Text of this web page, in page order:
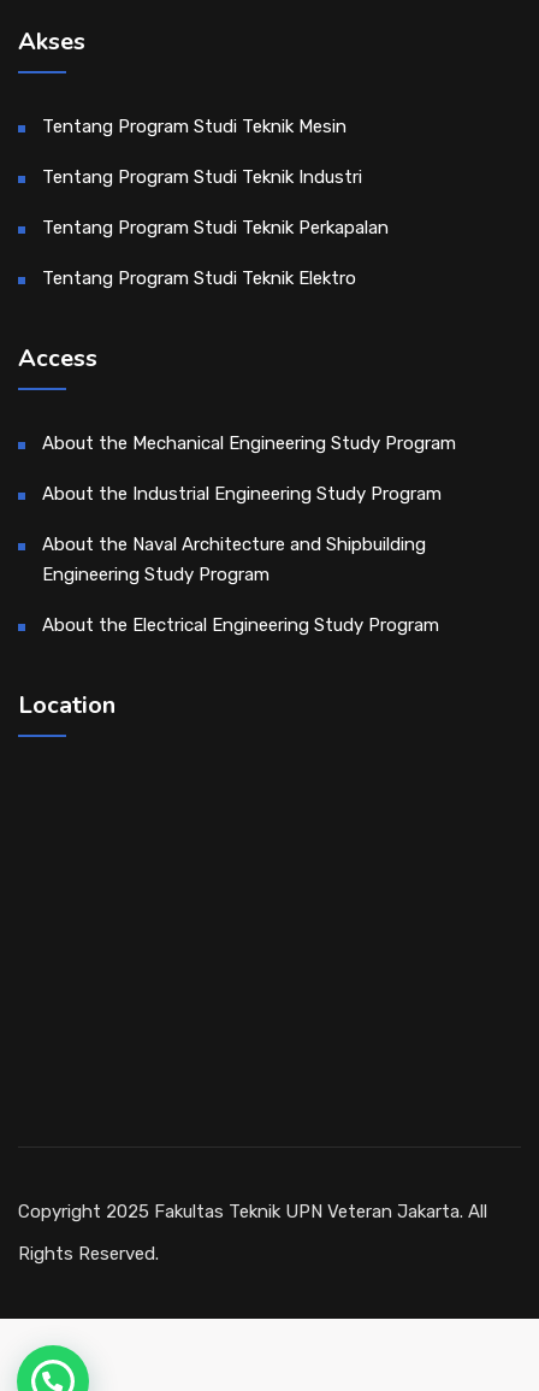
Akses
Tentang Program Studi Teknik Mesin
Tentang Program Studi Teknik Industri
Tentang Program Studi Teknik Perkapalan
Tentang Program Studi Teknik Elektro
Access
About the Mechanical Engineering Study Program
About the Industrial Engineering Study Program
About the Naval Architecture and Shipbuilding
Engineering Study Program
About the Electrical Engineering Study Program
Location
Copyright 2025 Fakultas Teknik UPN Veteran Jakarta. All
Rights Reserved.